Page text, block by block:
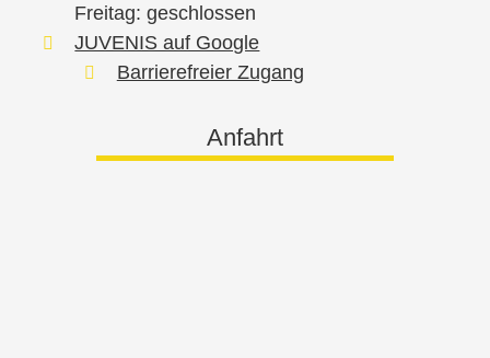
Freitag: geschlossen
JUVENIS auf Google
Barrierefreier Zugang
Anfahrt